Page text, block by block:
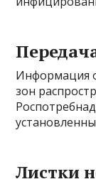
Информация
зон
Листки